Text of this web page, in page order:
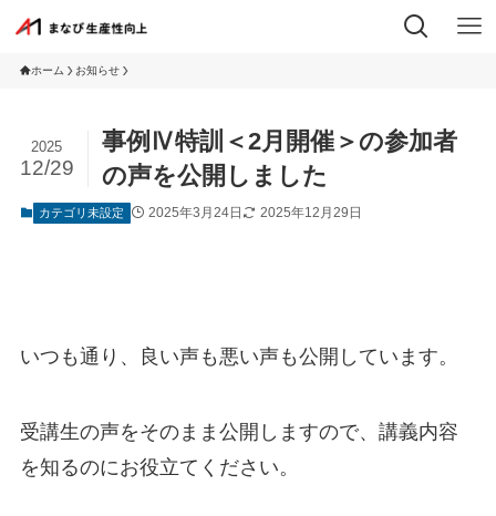
ホーム お知らせ
事例Ⅳ特訓＜2月開催＞の参加者
の声を公開しました
2025
12/29
カテゴリ未設定 2025年3月24日 2025年12月29日
いつも通り、良い声も悪い声も公開しています。
受講生の声をそのまま公開しますので、講義内容
を知るのにお役立てください。